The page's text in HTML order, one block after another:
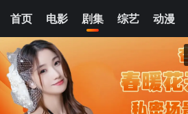
首页 电影 剧集 综艺 动漫
9号秘事 第九季
清空